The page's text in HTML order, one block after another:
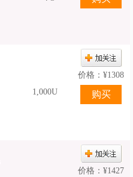
1,000U
价格： ¥1308
价格： ¥1427